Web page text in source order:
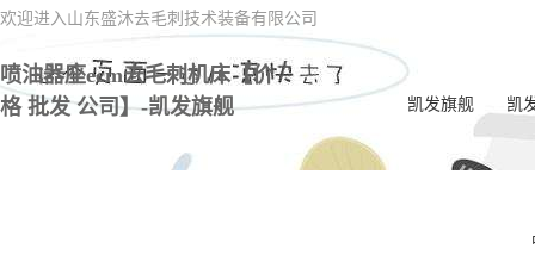
欢迎进入山东盛沐去毛刺技术装备有限公司
喷油器座ecm去毛刺机床【价
格 批发 公司】-凯发旗舰
凯发旗舰 凯
一